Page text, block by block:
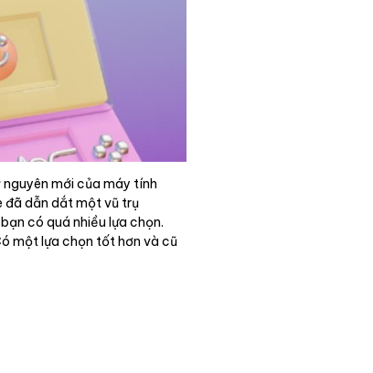
mới của máy tính
đã dẫn dắt một vũ trụ
có quá nhiều lựa chọn.
một lựa chọn tốt hơn và cũ